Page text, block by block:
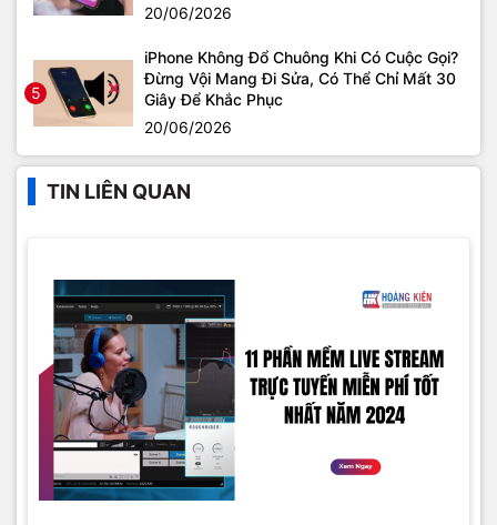
20/06/2026
5
iPhone Không Đổ Chuông Khi Có Cuộc Gọi?
Đừng Vội Mang Đi Sửa, Có Thể Chỉ Mất 30
Giây Để Khắc Phục
20/06/2026
TIN LIÊN QUAN